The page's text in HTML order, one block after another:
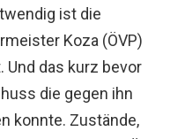
ist die
Koza (ÖVP)
Und das kurz bevor
die gegen ihn
konnte. Zustände,